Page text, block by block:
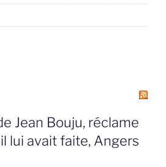
Jean Bouju, réclame
lui avait faite, Angers